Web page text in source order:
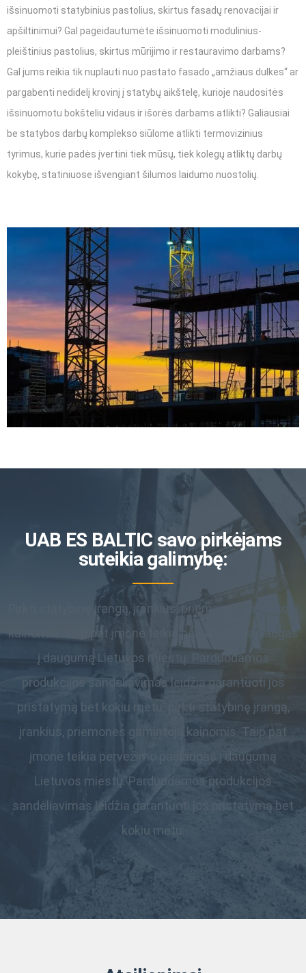
išsinuomoti statybinius pastolius, skirtus fasadų renovacijai ir
apšiltinimui? Gal pageidautumėte išsinuomoti modulinius-
pleištinius pastolius, skirtus mūrijimo ir restauravimo darbams?
Gal jums reikia tik nuplauti nuo pastato fasado „amžiaus dulkes“ ar
pargabenti nedidelį krovinį į statybų aikštelę, kurioje naudositės
išsinuomotu bokšteliu vidaus ir išorės darbams atlikti? Galiausiai
be statybos darbų komplekso siūlome atlikti termovizinius
tyrimus, kurie padės įvertini tiek mūsų, tiek kolegų atliktų darbų
kokybę, statiniuose išvengiant šilumos laidumo nuostolių.
UAB ES BALTIC savo pirkėjams
suteikia galimybę:
Pirkti statybinę įrangą, įrankius, priemones gamintojų
kainomis. Taip pat įmonė teikia pervežimo paslaugas
į daugumą Lietuvos miestų. Parduodamos
produkcijos sandėliavimas leidžia garantuoti jos
pristatymą bet kokiu metu. pirkti statybinę įrangą,
įrankius, priemones gamintojų kainomis. Taip pat
įmonė teikia pervežimo paslaugas į daugumą
Lietuvos miestų. Parduodamos produkcijos
sandėliavimas leidžia garantuoti jos pristatymą bet
kokiu metu.